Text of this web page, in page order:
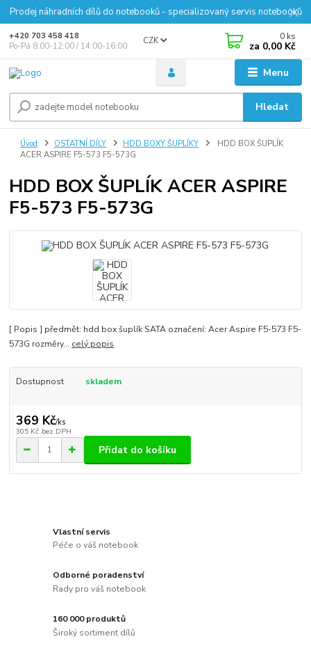
Prodej náhradních dílů do notebooků - specializovaný servis notebooků
Menu
CZK
Hledat
+420 703 458 418
Po-Pá 8:00-12:00 / 14:00-16:00
0 ks
za 0,00 Kč
Úvod OSTATNÍ DÍLY HDD BOXY ŠUPLÍKY
HDD BOX ŠUPLÍK
ACER ASPIRE F5-573 F5-573G
HDD BOX ŠUPLÍK ACER ASPIRE
F5-573 F5-573G
[ Popis ] předmět: hdd box šuplík SATA označení: Acer Aspire F5-573 F5-
573G rozměry... celý popis
Dostupnost skladem
369 Kč/ks
305 Kč bez DPH
Přidat do košíku
Vlastní servis
Péče o váš notebook
Odborné poradenství
Rady pro váš notebook
160 000 produktů
Široký sortiment dílů